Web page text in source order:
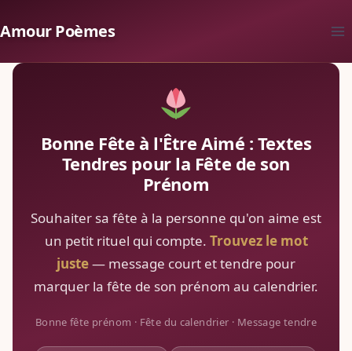
au
Amour Poèmes
Bonne Fête à l'Être Aimé : Textes
Tendres pour la Fête de son
Prénom
Souhaiter sa fête à la personne qu'on aime est
un petit rituel qui compte. Trouvez le mot
juste— message court et tendre pour
marquer la fête de son prénom au calendrier.
Bonne fête prénom · Fête du calendrier · Message tendre